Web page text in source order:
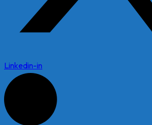
Linkedin-in